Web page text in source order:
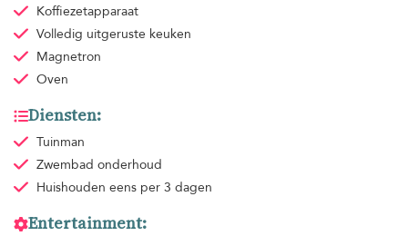
Koffiezetapparaat
Volledig uitgeruste keuken
Magnetron
Oven
Diensten:
Tuinman
Zwembad onderhoud
Huishouden eens per 3 dagen
Entertainment: